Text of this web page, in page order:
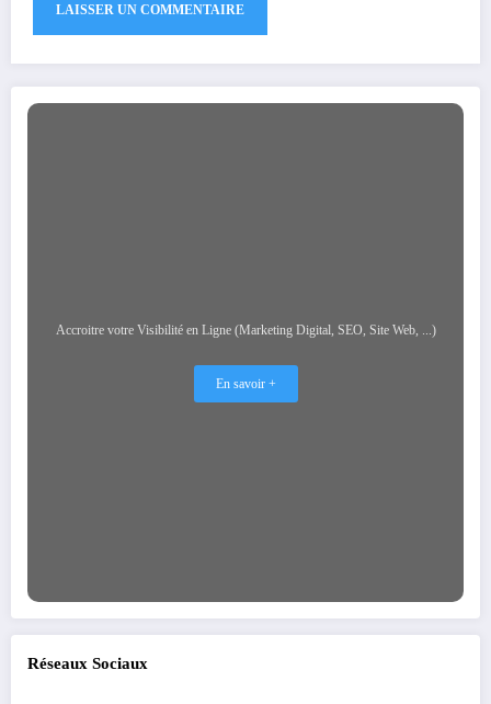
Accroitre votre Visibilité en Ligne (Marketing Digital, SEO, Site Web, ...)
En savoir +
Réseaux Sociaux